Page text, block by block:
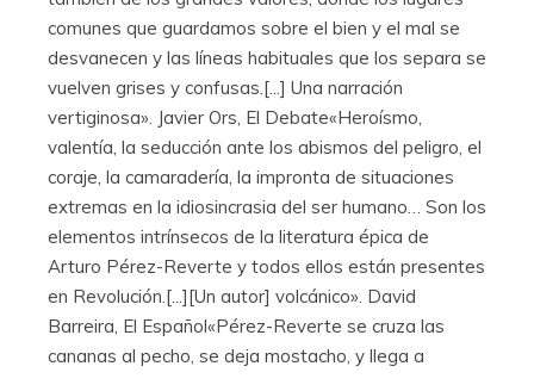
comunes que guardamos sobre el bien y el mal se
desvanecen y las líneas habituales que los separa se
vuelven grises y confusas.[...] Una narración
vertiginosa». Javier Ors, El Debate«Heroísmo,
valentía, la seducción ante los abismos del peligro, el
coraje, la camaradería, la impronta de situaciones
extremas en la idiosincrasia del ser humano… Son los
elementos intrínsecos de la literatura épica de
Arturo Pérez-Reverte y todos ellos están presentes
en Revolución.[...][Un autor] volcánico». David
Barreira, El Español«Pérez-Reverte se cruza las
cananas al pecho, se deja mostacho, y llega a